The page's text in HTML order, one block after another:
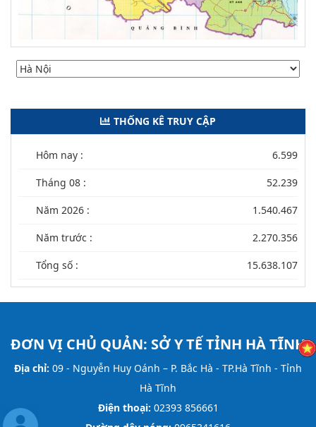
THỐNG KÊ TRUY CẬP
Hôm nay : 6.599
Tháng 08 : 52.239
Năm 2026 : 1.540.467
Năm trước : 2.270.356
Tổng số : 15.638.107
ĐƠN VỊ CHỦ QUẢN: SỞ Y TẾ TỈNH HÀ TĨNH
Địa chỉ: 09 - Nguyễn Huy Oánh – P. Bắc Hà - TP.Hà Tĩnh - Tỉnh
Hà Tĩnh
Điện thoại: 02393 856661